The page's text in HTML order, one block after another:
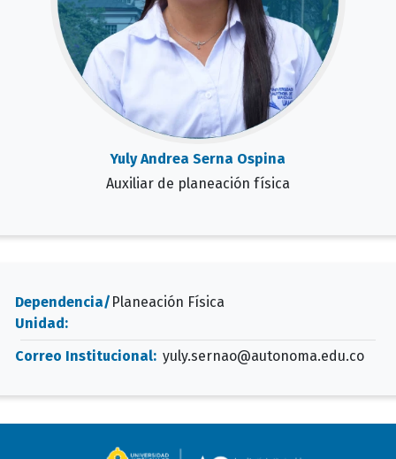
Yuly Andrea Serna Ospina
Auxiliar de planeación física
Dependencia/
Unidad:
Planeación Física
Correo Institucional: yuly.sernao@autonoma.edu.co